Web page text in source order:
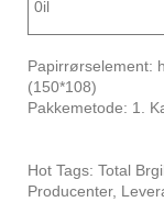
0il
Papirrørselement:
(150*108)
Pakkemetode: 1.
Hot Tags: Total
Producenter,